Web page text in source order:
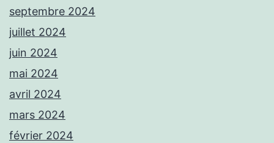
septembre 2024
juillet 2024
juin 2024
mai 2024
avril 2024
mars 2024
février 2024